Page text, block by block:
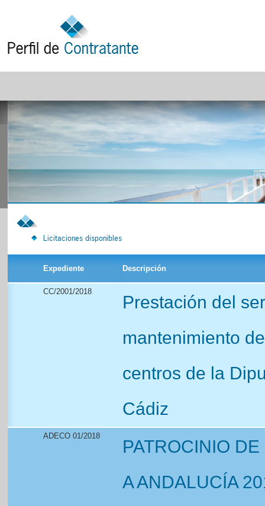
Licitaciones disponibles
Expediente Descripción
CC/2001/2018
Prestación del
mantenimiento
centros de la
Cádiz
ADECO 01/2018
PATROCINIO
A ANDALUCÍA